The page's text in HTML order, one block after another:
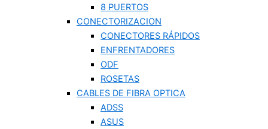
8 PUERTOS
CONECTORIZACION
CONECTORES RÁPIDOS
ENFRENTADORES
ODF
ROSETAS
CABLES DE FIBRA OPTICA
ADSS
ASUS